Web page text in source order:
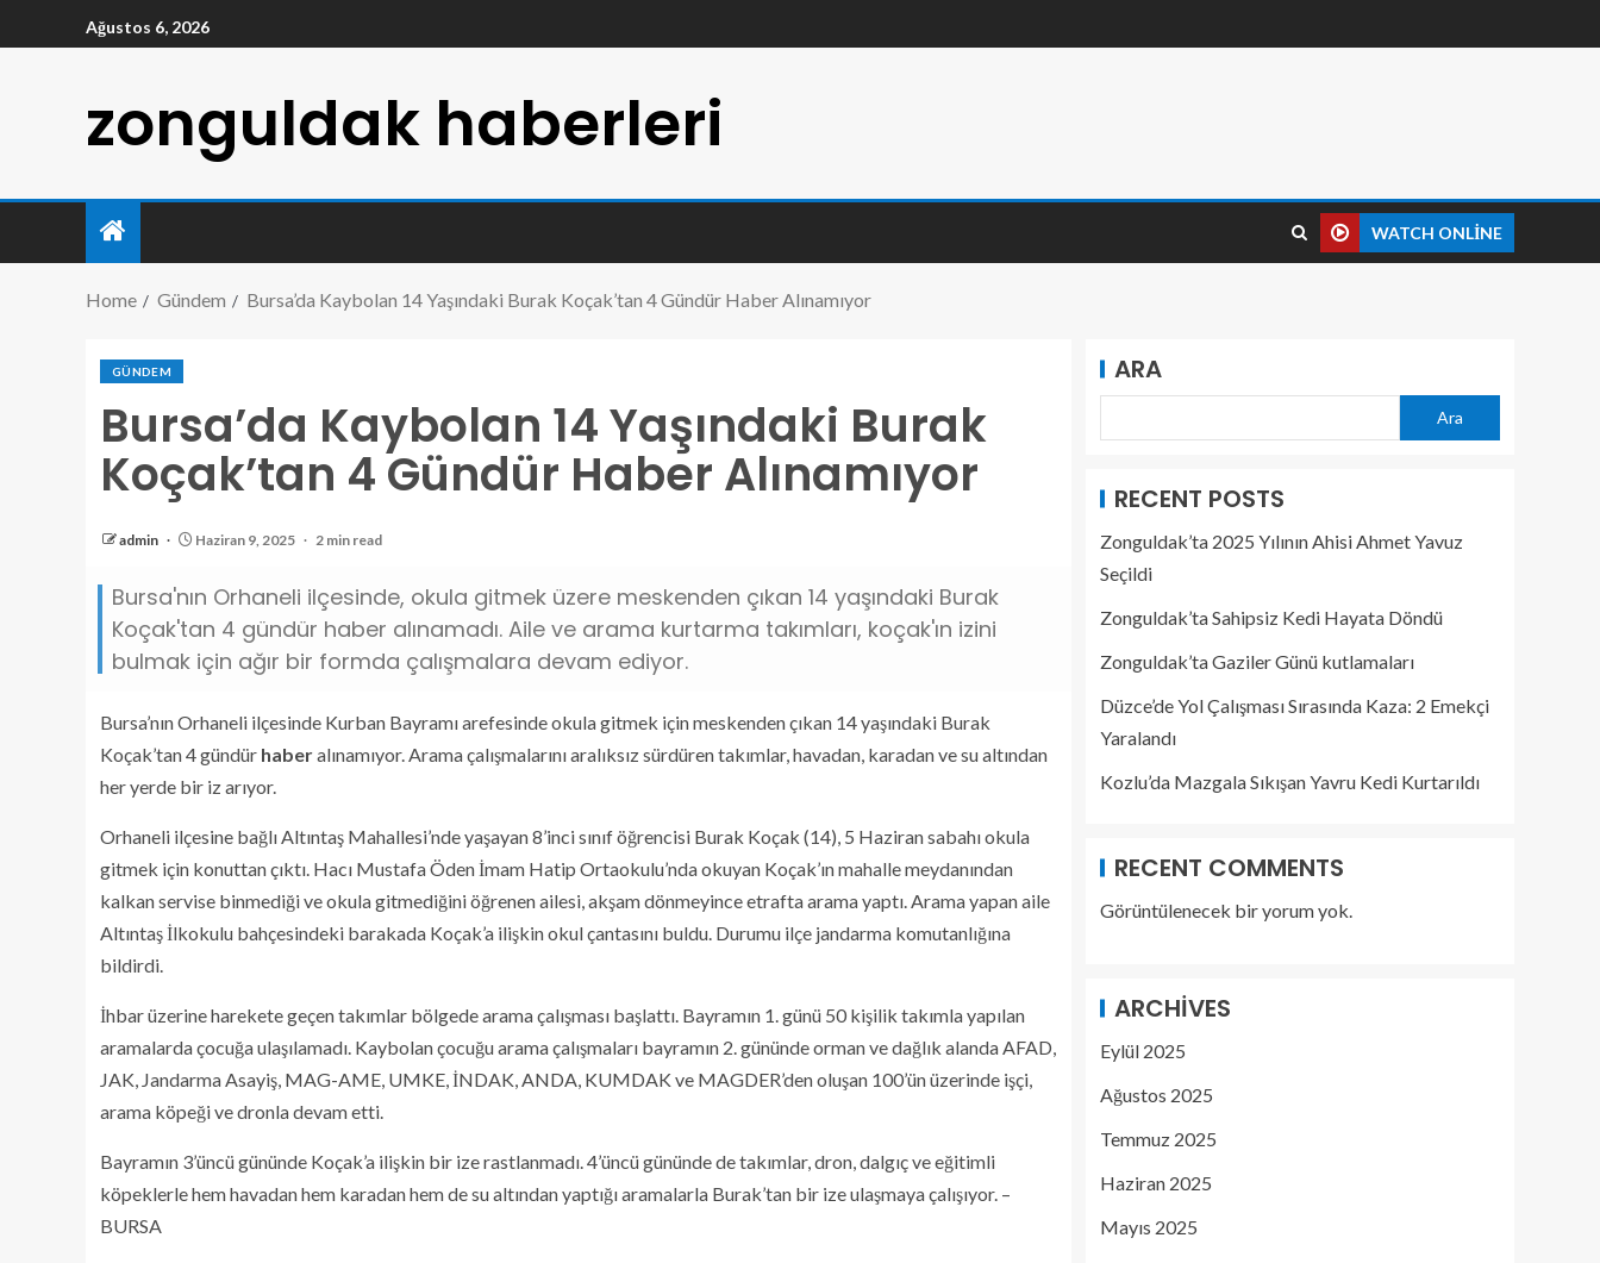
Ağustos 6, 2026
zonguldak haberleri
WATCH ONLINE
Home Gündem Bursa’da Kaybolan 14 Yaşındaki Burak Koçak’tan 4 Gündür Haber Alınamıyor
GÜNDEM
Bursa’da Kaybolan 14 Yaşındaki Burak
Koçak’tan 4 Gündür Haber Alınamıyor
admin Haziran 9, 2025 2 min read
Bursa'nın Orhaneli ilçesinde, okula gitmek üzere meskenden çıkan 14 yaşındaki Burak
Koçak'tan 4 gündür haber alınamadı. Aile ve arama kurtarma takımları, koçak'ın izini
bulmak için ağır bir formda çalışmalara devam ediyor.
Bursa’nın Orhaneli ilçesinde Kurban Bayramı arefesinde okula gitmek için meskenden çıkan 14 yaşındaki Burak
Koçak’tan 4 gündür haberalınamıyor. Arama çalışmalarını aralıksız sürdüren takımlar, havadan, karadan ve su altından
her yerde bir iz arıyor.
Orhaneli ilçesine bağlı Altıntaş Mahallesi’nde yaşayan 8’inci sınıf öğrencisi Burak Koçak (14), 5 Haziran sabahı okula
gitmek için konuttan çıktı. Hacı Mustafa Öden İmam Hatip Ortaokulu’nda okuyan Koçak’ın mahalle meydanından
kalkan servise binmediği ve okula gitmediğini öğrenen ailesi, akşam dönmeyince etrafta arama yaptı. Arama yapan aile
Altıntaş İlkokulu bahçesindeki barakada Koçak’a ilişkin okul çantasını buldu. Durumu ilçe jandarma komutanlığına
bildirdi.
İhbar üzerine harekete geçen takımlar bölgede arama çalışması başlattı. Bayramın 1. günü 50 kişilik takımla yapılan
aramalarda çocuğa ulaşılamadı. Kaybolan çocuğu arama çalışmaları bayramın 2. gününde orman ve dağlık alanda AFAD,
JAK, Jandarma Asayiş, MAG-AME, UMKE, İNDAK, ANDA, KUMDAK ve MAGDER’den oluşan 100’ün üzerinde işçi,
arama köpeği ve dronla devam etti.
Bayramın 3’üncü gününde Koçak’a ilişkin bir ize rastlanmadı. 4’üncü gününde de takımlar, dron, dalgıç ve eğitimli
köpeklerle hem havadan hem karadan hem de su altından yaptığı aramalarla Burak’tan bir ize ulaşmaya çalışıyor. –
BURSA
ARA
Ara
RECENT POSTS
Zonguldak’ta 2025 Yılının Ahisi Ahmet Yavuz
Seçildi
Zonguldak’ta Sahipsiz Kedi Hayata Döndü
Zonguldak’ta Gaziler Günü kutlamaları
Düzce’de Yol Çalışması Sırasında Kaza: 2 Emekçi
Yaralandı
Kozlu’da Mazgala Sıkışan Yavru Kedi Kurtarıldı
RECENT COMMENTS
Görüntülenecek bir yorum yok.
ARCHIVES
Eylül 2025
Ağustos 2025
Temmuz 2025
Haziran 2025
Mayıs 2025